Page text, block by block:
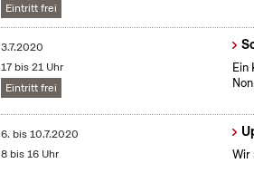
Eintritt frei
3.7.2020
17 bis 21 Uhr
Eintritt frei
Ein
6. bis10.7.2020
8 bis 16 Uhr
Wir